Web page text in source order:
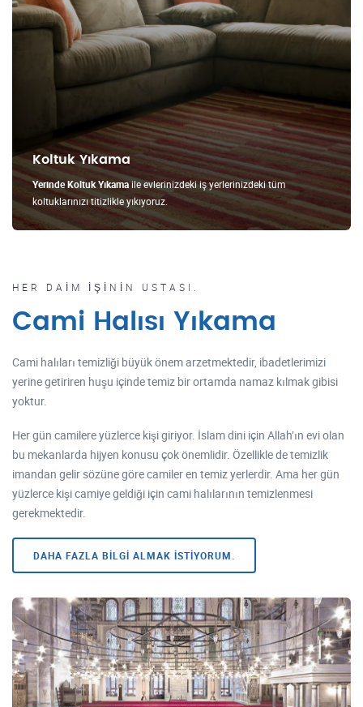
Koltuk Yıkama
Yerinde Koltuk Yıkamaile evlerinizdeki iş yerlerinizdeki tüm
koltuklarınızı titizlikle yıkıyoruz.
HER DAIM İŞININ USTASI.
Cami Halısı Yıkama
Cami halıları temizliği büyük önem arzetmektedir, ibadetlerimizi
yerine getiriren huşu içinde temiz bir ortamda namaz kılmak gibisi
yoktur.
Her gün camilere yüzlerce kişi giriyor. İslam dini için Allah’ın evi olan
bu mekanlarda hijyen konusu çok önemlidir. Özellikle de temizlik
imandan gelir sözüne göre camiler en temiz yerlerdir. Ama her gün
yüzlerce kişi camiye geldiği için cami halılarının temizlenmesi
gerekmektedir.
DAHA FAZLA BILGI ALMAK İSTIYORUM.